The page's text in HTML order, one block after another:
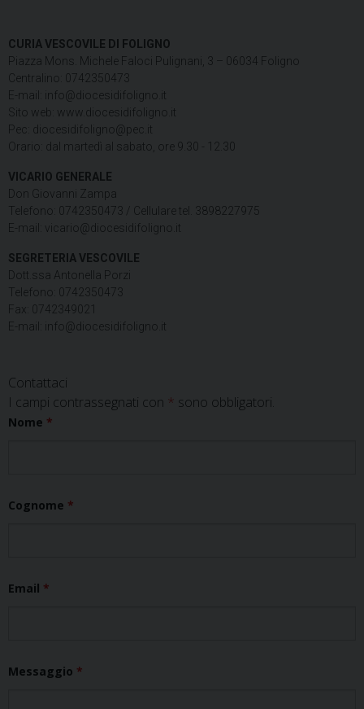
CURIA VESCOVILE DI FOLIGNO
Piazza Mons. Michele Faloci Pulignani, 3 – 06034 Foligno
Centralino: 0742350473
E-mail: info@diocesidifoligno.it
Sito web: www.diocesidifoligno.it
Pec: diocesidifoligno@pec.it
Orario: dal martedì al sabato, ore 9.30 - 12.30
VICARIO GENERALE
Don Giovanni Zampa
Telefono: 0742350473 / Cellulare tel. 3898227975
E-mail: vicario@diocesidifoligno.it
SEGRETERIA VESCOVILE
Dott.ssa Antonella Porzi
Telefono: 0742350473
Fax: 0742349021
E-mail: info@diocesidifoligno.it
Contattaci
I campi contrassegnati con * sono obbligatori.
Nome *
Cognome *
Email *
Messaggio *